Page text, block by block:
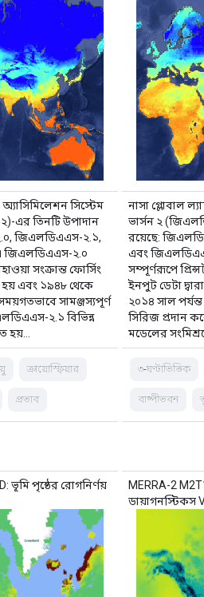
অ্যাসিমিলেশন সিস্টেম
এর তিনটি উপাদান
জিএলডিএএস-২.১,
জিএলডিএএস-২.০
সংক্রান্ত ফোর্সিং
হয় এবং ১৯৪৮ থেকে
সামঞ্জস্যপূর্ণ
২.১ বিভিন্ন
হয়…
ক্রায়োস্ফিয়ার
প্রভাব
নাসা গ্লোবাল
ভার্সন ২
রয়েছে:
এবং
সম্পূর্ণরূপে
ইনপুট ডেটা
২০১৪ সাল
সিরিজ প্রদান
মডেলের
৩-ঘণ্টাভিত্তিক
বাষ্পীভবন
ভূমি পৃষ্ঠের রোগনির্ণয়
MERRA-2
ডায়াগনস্টিকস